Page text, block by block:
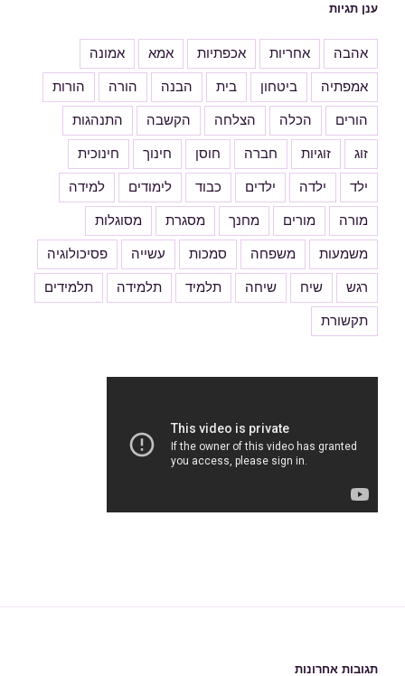
ענן תגיות
אהבה אחריות אכפתיות אמא אמונה
אמפתיה ביטחון בית הבנה הורה הורות
הורים הכלה הצלחה הקשבה התנהגות
זוג זוגיות חברה חוסן חינוך חינוכית
ילד ילדה ילדים כבוד לימודים למידה
מורה מורים מחנך מסגרת מסוגלות
משמעות משפחה סמכות עשייה פסיכולוגיה
רגש שיח שיחה תלמיד תלמידה תלמידים
תקשורת
תגובות אחרונות